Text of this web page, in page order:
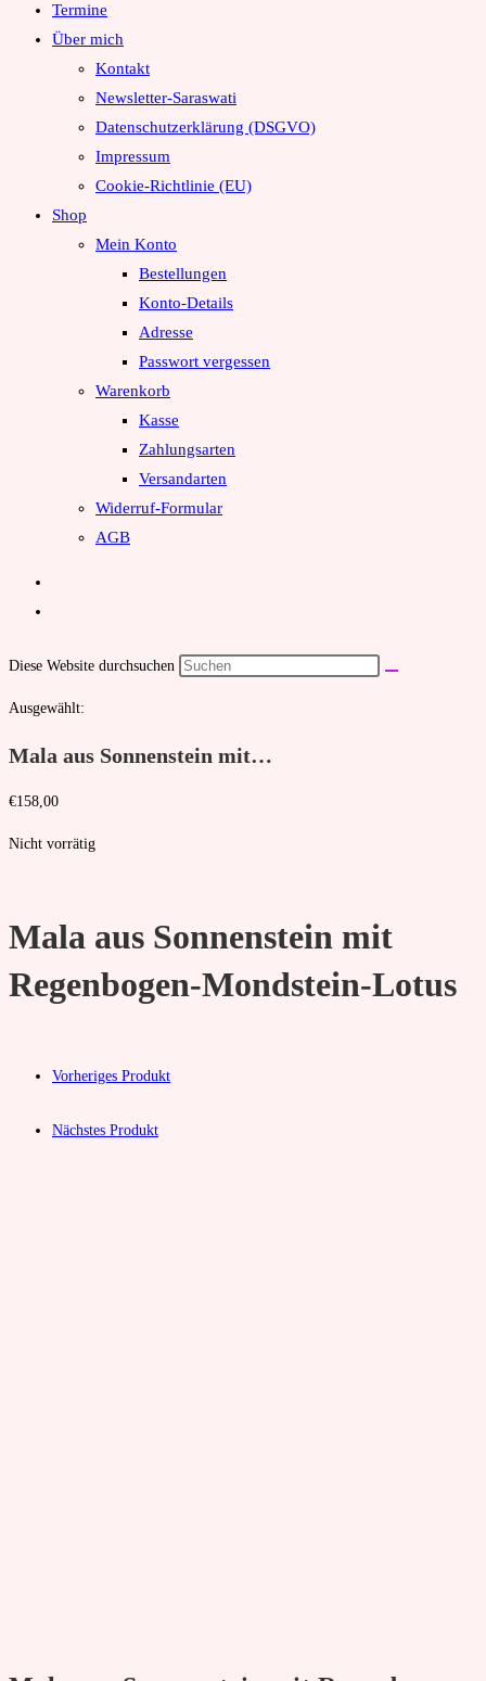
Termine
Über mich
Kontakt
Newsletter-Saraswati
Datenschutzerklärung (DSGVO)
Impressum
Cookie-Richtlinie (EU)
Shop
Mein Konto
Bestellungen
Konto-Details
Adresse
Passwort vergessen
Warenkorb
Kasse
Zahlungsarten
Versandarten
Widerruf-Formular
AGB
Diese Website durchsuchen
Ausgewählt:
Mala aus Sonnenstein mit…
€158,00
Nicht vorrätig
Mala aus Sonnenstein mit
Regenbogen-Mondstein-Lotus
Vorheriges Produkt
Nächstes Produkt